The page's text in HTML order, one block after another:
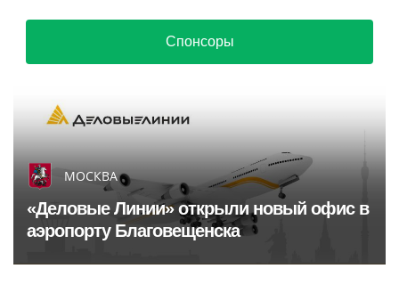
Спонсоры
МОСКВА
«Деловые Линии» открыли новый офис в
аэропорту Благовещенска